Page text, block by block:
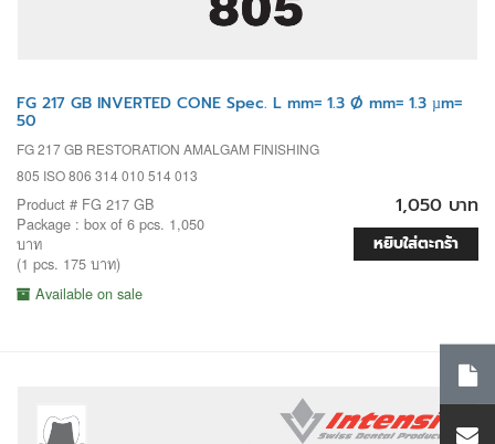
FG 217 GB INVERTED CONE Spec. L mm= 1.3 Ø mm= 1.3 µm=
50
FG 217 GB RESTORATION AMALGAM FINISHING
805 ISO 806 314 010 514 013
Product # FG 217 GB
Package : box of 6 pcs. 1,050
บาท
(1 pcs. 175 บาท)
Available on sale
1,050 บาท
หยิบใส่ตะกร้า